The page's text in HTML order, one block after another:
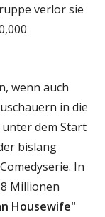
verlor sie
wenn auch
in die
unter dem Start
bislang
In
Millionen
Housewife"